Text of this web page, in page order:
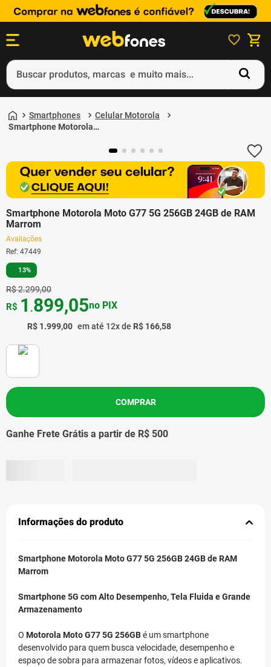
Buscar produtos, marcas e muito mais...
Smartphones
Celular Motorola
Smartphone Motorola
Smartphone Motorola Moto G77 5G 256GB 24GB de RAM
Marrom
Avaliações
Ref: 47449
13%
R$2.299,00
R$ 1.999,00 em até 12x de R$ 166,58
R$ 1 .899,05no PIX
COMPRAR
Ganhe Frete Grátis a partir de R$ 500
Informações do produto
Smartphone Motorola Moto G77 5G 256GB 24GB de RAM
Marrom
Smartphone 5G com Alto Desempenho, Tela Fluida e Grande
Armazenamento
O Motorola Moto G77 5G 256GBé um smartphone
desenvolvido para quem busca velocidade, desempenho e
espaço de sobra para armazenar fotos, vídeos e aplicativos.
1º
ps5
3º
ps4
4º
smartphone
5º notebook